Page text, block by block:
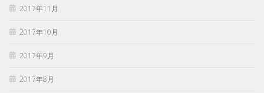
2017年11月
2017年10月
2017年9月
2017年8月